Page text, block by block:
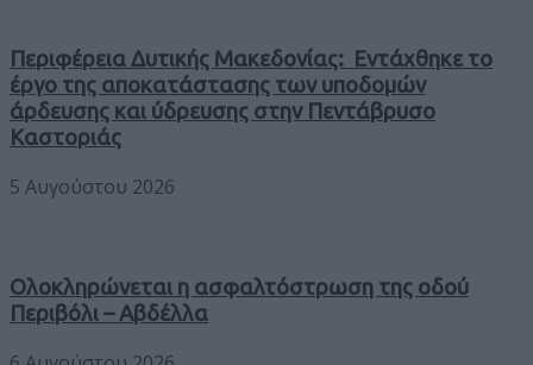
Περιφέρεια Δυτικής Μακεδονίας: Εντάχθηκε το
έργο της αποκατάστασης των υποδομών
άρδευσης και ύδρευσης στην Πεντάβρυσο
Καστοριάς
5 Αυγούστου 2026
Ολοκληρώνεται η ασφαλτόστρωση της οδού
Περιβόλι – Αβδέλλα